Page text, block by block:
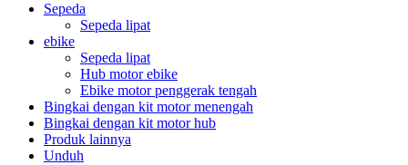
Sepeda
Sepeda lipat
ebike
Sepeda lipat
Hub motor ebike
Ebike motor penggerak tengah
Bingkai dengan kit motor menengah
Bingkai dengan kit motor hub
Produk lainnya
Unduh